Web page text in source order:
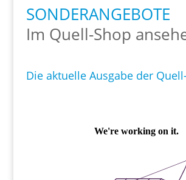
SONDERANGEBOTE
Im Quell-Shop
Die aktuelle Ausgabe der